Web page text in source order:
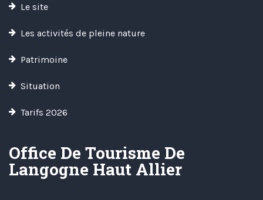
Le site
Les activités de pleine nature
Patrimoine
Situation
Tarifs 2026
Office De Tourisme De
Langogne Haut Allier